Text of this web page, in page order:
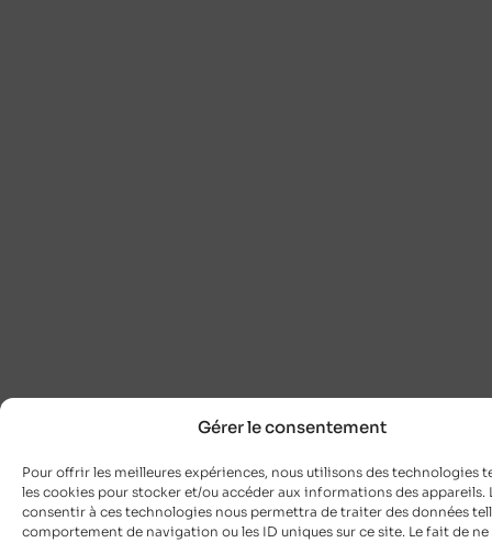
Gérer le consentement
Pour offrir les meilleures expériences, nous utilisons des technologies
les cookies pour stocker et/ou accéder aux informations des appareils.
consentir à ces technologies nous permettra de traiter des données
comportement de navigation ou les ID uniques sur ce site. Le fait de ne